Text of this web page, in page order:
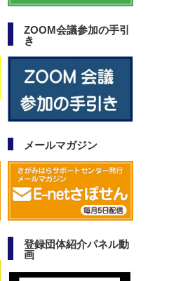
ZOOM会議参加の手引
き
メールマガジン
登録団体紹介パネル動
画